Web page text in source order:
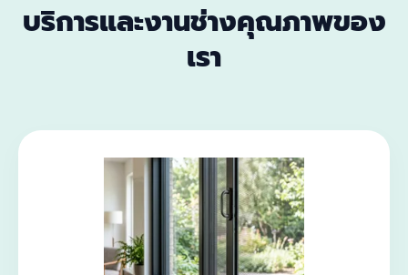
บริการและงานช่างคุณภาพของ
เรา